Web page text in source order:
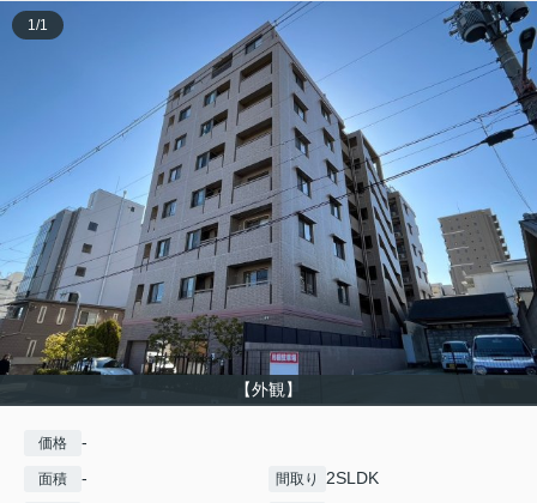
【外観】
1 /1
価格 -
面積 - 間取り 2SLDK